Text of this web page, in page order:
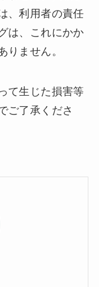
、利用者の責任
は、これにかか
りません。
て生じた損害等
ご了承くださ